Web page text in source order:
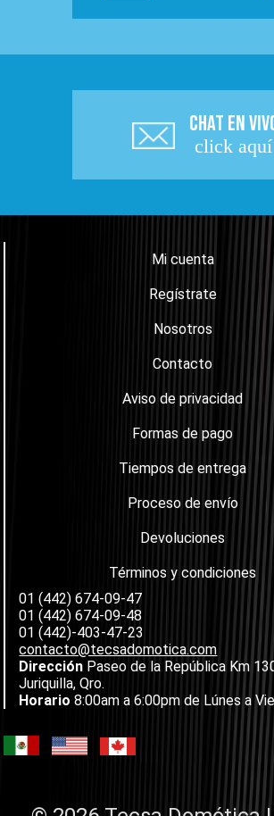
CHAT EN
click aquí
Mi cuenta
Regístrate
Nosotros
Contacto
Aviso de privacidad
Formas de pago
Tiempos de entrega
Proceso de envío
Devoluciones
Términos y condiciones
01 (442) 674-09-47
01 (442) 674-09-48
01 (442)-403-47-23
contacto@tecsadomotica.com
Dirección Paseo de la República Km
Juriquilla, Qro.
Horario 8:00am a 6:00pm de Lúnes a